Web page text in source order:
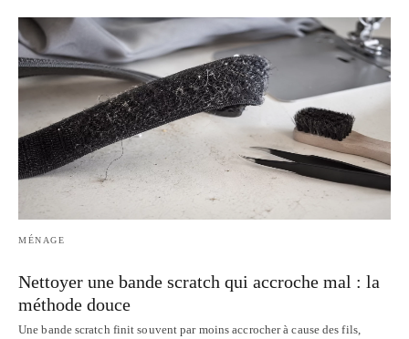
MÉNAGE
Nettoyer une bande scratch qui accroche mal : la
méthode douce
Une bande scratch finit souvent par moins accrocher à cause des fils,